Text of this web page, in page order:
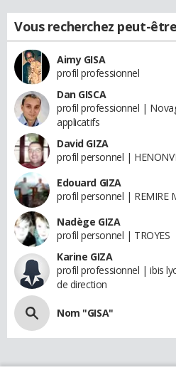
Vous recherchez peut-être
Aimy GISA
profil professionnel
Dan GISCA
profil professionnel |
applicatifs
David GIZA
profil personnel |
Edouard GIZA
profil personnel | REMIRE
Nadège GIZA
profil personnel | TROYES
Karine GIZA
profil professionnel | ibis
de direction
Nom "GISA"